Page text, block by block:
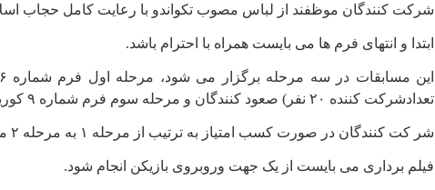
شرکت کنندگان موظفند از لباس مصوب تکواندو با رعایت کامل حجاب
ابتدا و انتهای فرم ها می بایست همراه با احترام باشد.
تعدادشرکت کننده ۲۰ نفر) صعود کنندگان و مرحله سوم فرم شماره ۹ کوریو (شرکت کننده ۱۰ نفر) صعود کنندگان
شر کت کنندگان در صورت کسب امتیاز به ترتیب از مرحله ۱ به مرحله ۲ مرحله ۳ صعود خواهند کرد.
فیلم برداری می بایست از یک جهت وروبروی بازیکن انجام شود.